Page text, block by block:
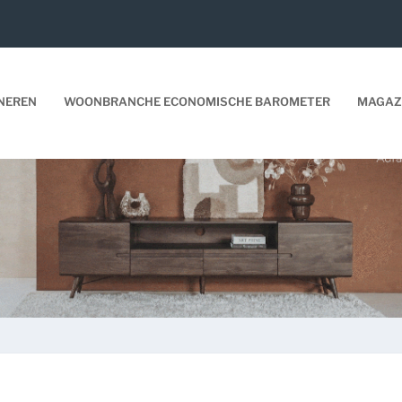
WOONBRANCHE ECONOMISCHE BAROMETER